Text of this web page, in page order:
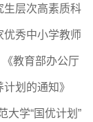
生层次高素质科
优秀中小学教师
教育部办公厅
划的通知》
大学“国优计划”